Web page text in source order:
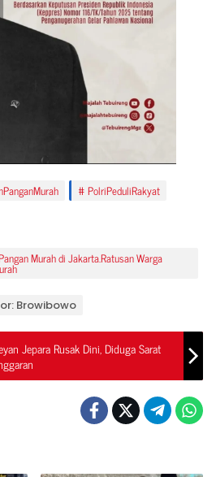
PolriPeduliRakyat
Murah di Jakarta.Ratusan Warga
Browibowo
Jepara Rusak Dini, Diduga Sarat